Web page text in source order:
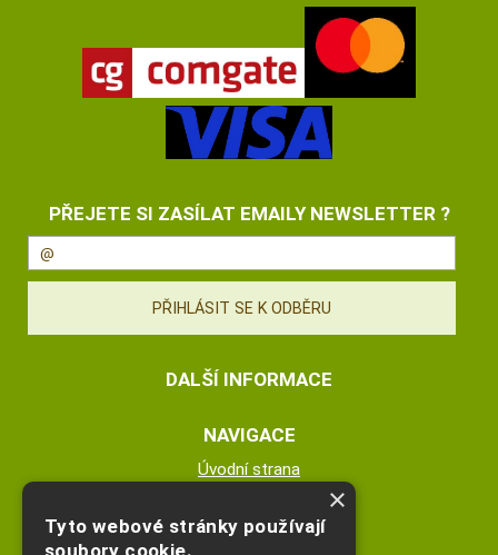
PŘEJETE SI ZASÍLAT EMAILY NEWSLETTER ?
DALŠÍ INFORMACE
NAVIGACE
Úvodní strana
Nákupní košík
Obchodní podmínky
×
Tyto webové stránky používají
soubory cookie.